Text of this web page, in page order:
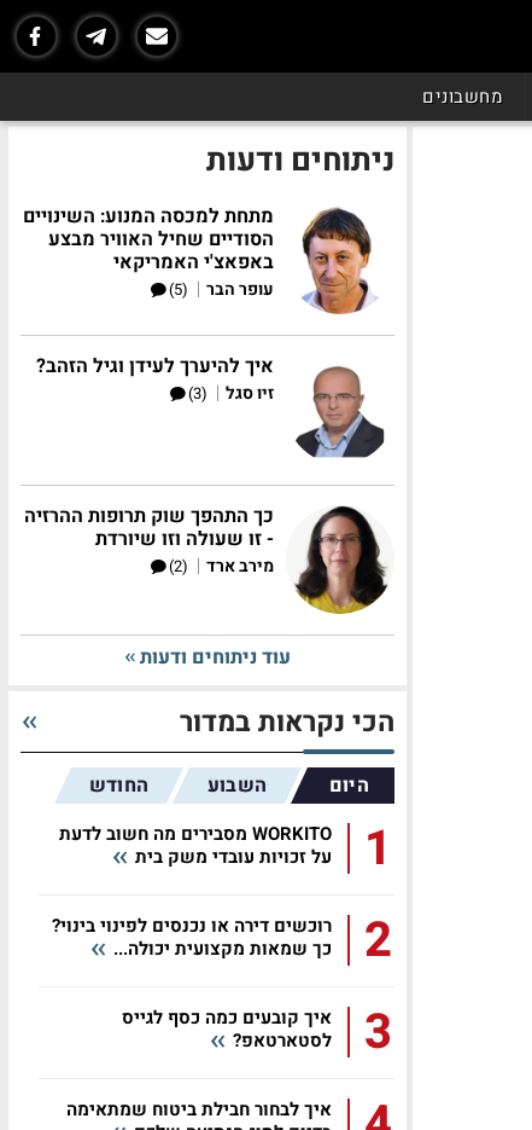
מחשבונים
ניתוחים ודעות
מתחת למכסה המנוע: השינויים
הסודיים שחיל האוויר מבצע
באפאצ'י האמריקאי
עופר הבר |
(5)
איך להיערך לעידן וגיל הזהב?
זיו סגל |
(3)
כך התהפך שוק תרופות ההרזיה
- זו שעולה וזו שיורדת
מירב ארד |
(2)
עוד ניתוחים ודעות
הכי נקראות במדור
היום השבוע החודש
1
WORKITO מסבירים מה חשוב לדעת
על זכויות עובדי משק בית
2
רוכשים דירה או נכנסים לפינוי בינוי?
כך שמאות מקצועית יכולה...
3
איך קובעים כמה כסף לגייס
לסטארטאפ?
איך לבחור חבילת ביטוח שמתאימה